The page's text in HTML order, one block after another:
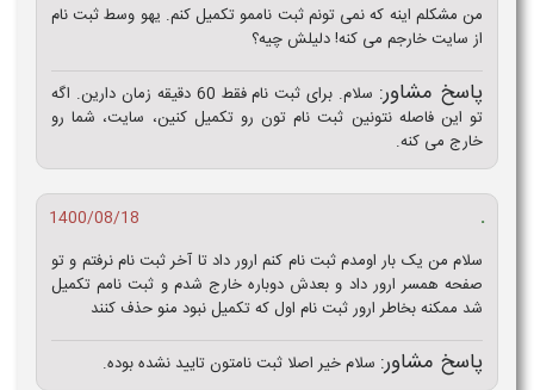
من مشکلم اینه که نمی تونم ثبت ناممو تکمیل کنم. یهو وسط ثبت نام
از سایت خارجم می کنه! دلیلش چیه؟
پاسخ مشاور:
سلام. برای ثبت نام فقط 60 دقیقه زمان دارین. اگه
تو این فاصله نتونین ثبت نام تون رو تکمیل کنین، سایت، شما رو
خارج می کنه.
.
1400/08/18
سلام من یک بار اومدم ثبت نام کنم ارور داد تا آخر ثبت نام نرفتم و تو
صفحه همسر ارور داد و بعدش دوباره خارج شدم و ثبت نامم تکمیل
شد ممکنه بخاطر ارور ثبت نام اول که تکمیل نبود منو حذف کنند
پاسخ مشاور: سلام خیر اصلا ثبت نامتون تایید نشده بوده.